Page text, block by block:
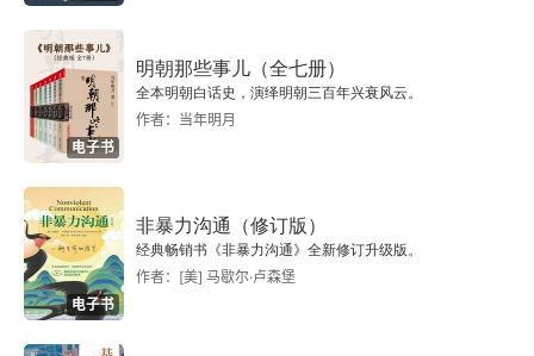
电子书
明朝那些事儿（全七册）
全本明朝白话史，演绎明朝三百年兴衰风云。
作者：当年明月
电子书
非暴力沟通（修订版）
经典畅销书《非暴力沟通》全新修订升级版。
作者：[美] 马歇尔·卢森堡